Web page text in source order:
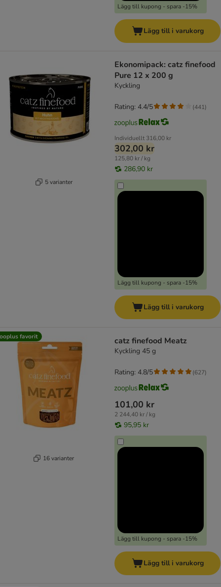
Lägg till kupong - spara -15%
Lägg till i varukorg
5 varianter
Ekonomipack: catz finefood
Pure 12 x 200 g
Kyckling
Individuellt 316,00 kr
302,00 kr
125,80 kr / kg
286,90 kr
Lägg till kupong - spara -15%
Rating: 4.4/5 (441)
Lägg till i varukorg
favorit
16 varianter
catz finefood Meatz
Kyckling 45 g
101,00 kr
2 244,40 kr / kg
95,95 kr
Lägg till kupong - spara -15%
Rating: 4.8/5 (627)
Lägg till i varukorg